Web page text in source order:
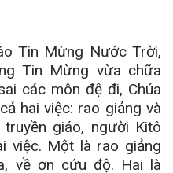
Tin Mừng Nước Trời,
Tin Mừng vừa chữa
các môn đệ đi, Chúa
hai việc: rao giảng và
giáo, người Kitô
việc. Một là rao giảng
về ơn cứu độ. Hai là